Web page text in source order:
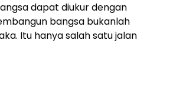
dapat diukur dengan
bangsa bukanlah
Itu hanya salah satu jalan